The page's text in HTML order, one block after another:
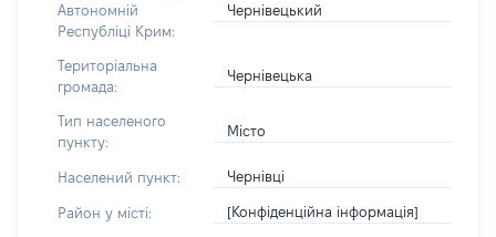
Автономній
Республіці Крим:
Чернівецький
Територіальна
громада:
Чернівецька
Тип населеного
пункту:
Місто
Населений пункт: Чернівці
Район у місті: [Конфіденційна інформація]